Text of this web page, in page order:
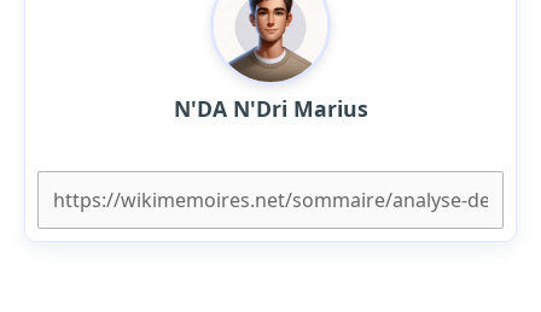
N'DA N'Dri Marius